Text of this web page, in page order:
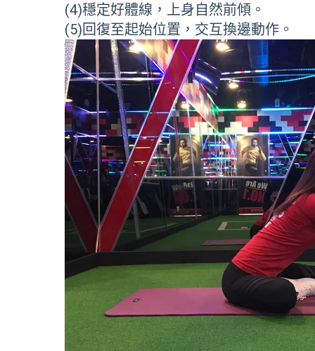
(4)穩定好體線，上身自然前傾。
(5)回復至起始位置，交互換邊動作。